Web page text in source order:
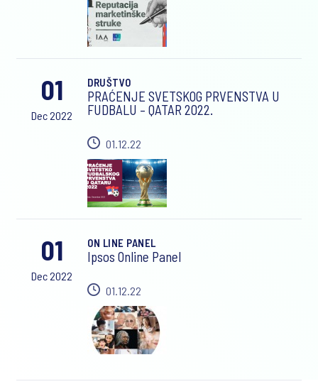
01
Dec 2022
DRUŠTVO
PRAĆENJE SVETSKOG PRVENSTVA U
FUDBALU – QATAR 2022.
01.12.22
01
Dec 2022
ON LINE PANEL
Ipsos Online Panel
01.12.22